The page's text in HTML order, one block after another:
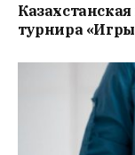
турнира